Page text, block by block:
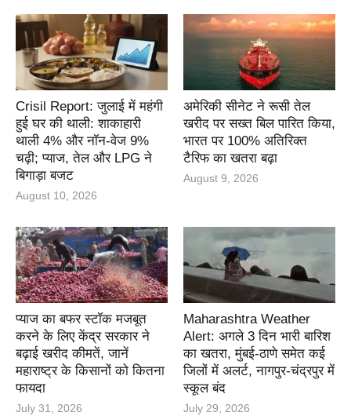
Crisil Report: जुलाई में महंगी
हुई घर की थाली: शाकाहारी
थाली 4% और नॉन-वेज 9%
चढ़ी; प्याज, तेल और LPG ने
बिगाड़ा बजट
August 10, 2026
अमेरिकी सीनेट ने रूसी तेल
खरीद पर सख्त बिल पारित किया,
भारत पर 100% अतिरिक्त
टैरिफ का खतरा बढ़ा
August 9, 2026
प्याज का बफर स्टॉक मजबूत
करने के लिए केंद्र सरकार ने
बढ़ाई खरीद कीमतें, जानें
महाराष्ट्र के किसानों को कितना
फायदा
July 31, 2026
Maharashtra Weather
Alert: अगले 3 दिन भारी बारिश
का खतरा, मुंबई-ठाणे समेत कई
जिलों में अलर्ट, नागपुर-चंद्रपुर में
स्कूल बंद
July 29, 2026